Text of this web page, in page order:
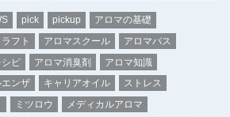
pick pickup
アロマの基礎
フト アロマスクール
アロマバス
ピ アロマ消臭剤
アロマ知識
ンザ キャリアオイル
ストレス
ミツロウ
メディカルアロマ